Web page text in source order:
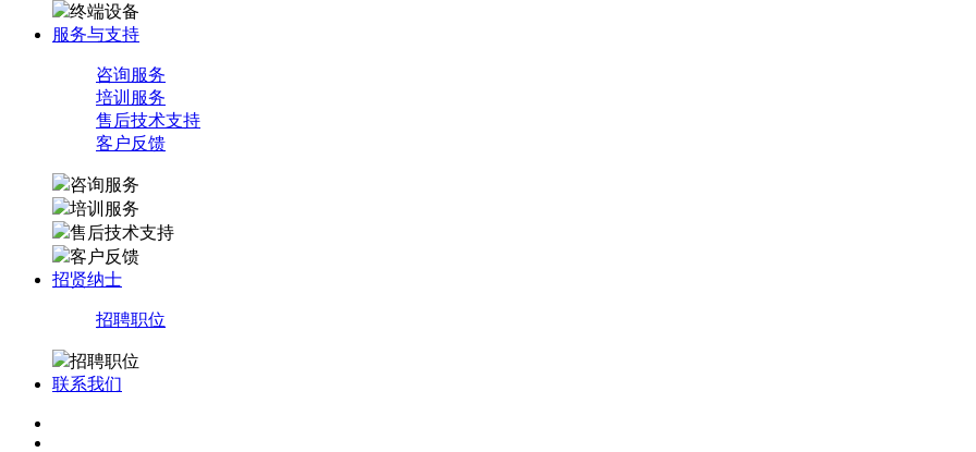
终端设备
服务与支持
咨询服务
培训服务
售后技术支持
客户反馈
咨询服务
培训服务
售后技术支持
客户反馈
招贤纳士
招聘职位
招聘职位
联系我们